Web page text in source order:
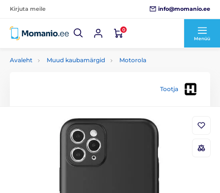
Kirjuta meile info@momanio.ee
0
Menüü
Avaleht Muud kaubamärgid Motorola
Tootja